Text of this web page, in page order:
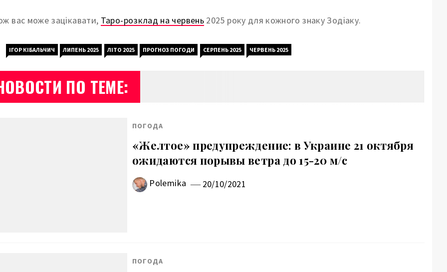
вас може зацікавати, Таро-розклад на червень 2025 року для кожного знаку Зодіаку.
ІГОР КІБАЛЬЧИЧ ЛИПЕНЬ 2025 ЛІТО 2025 ПРОГНОЗ ПОГОДИ СЕРПЕНЬ 2025 ЧЕРВЕНЬ 2025
ПО ТЕМЕ:
ПОГОДА
«Желтое» предупреждение: в Украине 21 октября
ожидаются порывы ветра до 15-20 м/с
Polemika 20/10/2021
ПОГОДА